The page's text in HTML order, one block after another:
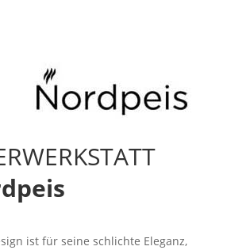
ist für seine schlichte Eleganz,